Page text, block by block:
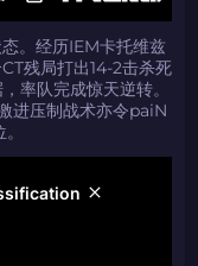
。经历IEM卡托维兹
残局打出14-2击杀死
率队完成惊天逆转。
压制战术亦令paiN